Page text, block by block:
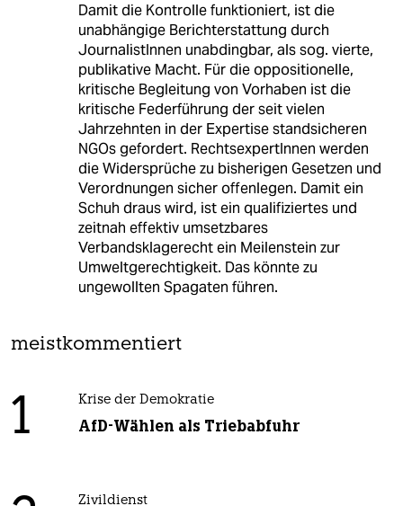
Damit die Kontrolle funktioniert, ist die
unabhängige Berichterstattung durch
JournalistInnen unabdingbar, als sog. vierte,
publikative Macht. Für die oppositionelle,
kritische Begleitung von Vorhaben ist die
kritische Federführung der seit vielen
Jahrzehnten in der Expertise standsicheren
NGOs gefordert. RechtsexpertInnen werden
die Widersprüche zu bisherigen Gesetzen und
Verordnungen sicher offenlegen. Damit ein
Schuh draus wird, ist ein qualifiziertes und
zeitnah effektiv umsetzbares
Verbandsklagerecht ein Meilenstein zur
Umweltgerechtigkeit. Das könnte zu
ungewollten Spagaten führen.
meistkommentiert
1 Krise der Demokratie
AfD-Wählen als Triebabfuhr
Zivildienst